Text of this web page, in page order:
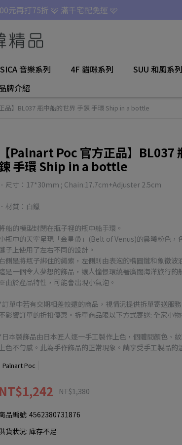
元再打75折 🩷 滿千宅配免運 🩷
音樂系列 4F 貓咪系列 SUU 和風系列
牌介紹
品】BL037 瓶中船的世界 手鍊 手環 Ship in a bottle
【Palnart Poc 官方正品】BL037
手環 Ship in a bottle
．尺寸：17*30mm ; Chain:17.7cm+Adjuster 2.5cm
．材質：白鑞
船的模型封閉在瓶子裡的瓶中船手環。
瓶中的天空呈現「金星帶」(Belt of Venus)的晨曦粉色，
子上使用了左右不同的設計。
側是將瓶子綁住的繩索，左側則由表泡的橢圓鏈和象徵波
是一個令人夢想的飾品，讓人憧憬環繞著廣闊海洋旅行的
※由於產品特性，可能會出現小氣泡。
訂單中若有交期相差較遠的商品，視情況提供拆單寄送服
影響訂單的折扣優惠。拆單商品限以下方式寄送: 全家小
日本製飾品由日本匠人逐一手工製作上色，個體間顏色、
色不勻感。此為手作飾品的正常現象。請享受手工製品的
Palnart Poc
NT$1,242 NT$1,380
品編號: 4562380731876
貨狀況:庫存不足